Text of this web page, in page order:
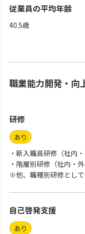
従業員の平均年齢
40.5歳
職業能力開発・向
研修
あり
・新入職員研修（社内・
・階層別研修（社内・外
※他、職種別研修として
自己啓発支援
あり